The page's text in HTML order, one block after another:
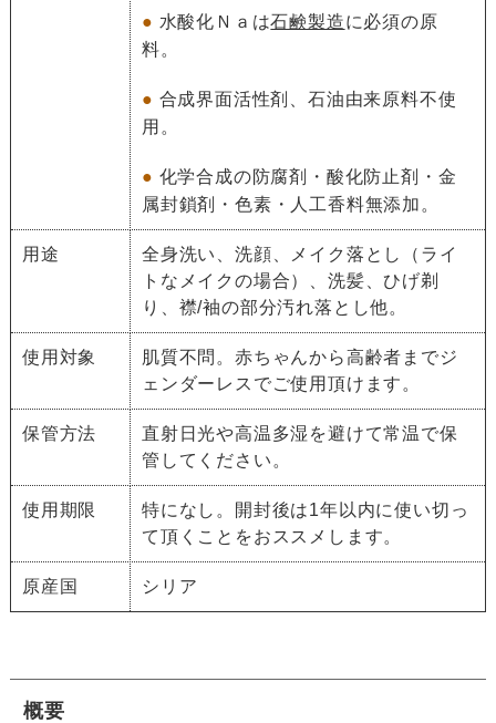
● 水酸化Ｎａは石鹸製造に必須の原
料。
● 合成界面活性剤、石油由来原料不使
用。
● 化学合成の防腐剤・酸化防止剤・金
属封鎖剤・色素・人工香料無添加。
用途
全身洗い、洗顔、メイク落とし（ライ
トなメイクの場合）、洗髪、ひげ剃
り、襟/袖の部分汚れ落とし他。
使用対象
肌質不問。赤ちゃんから高齢者までジ
ェンダーレスでご使用頂けます。
保管方法
直射日光や高温多湿を避けて常温で保
管してください。
使用期限
特になし。開封後は1年以内に使い切っ
て頂くことをおススメします。
原産国 シリア
概要